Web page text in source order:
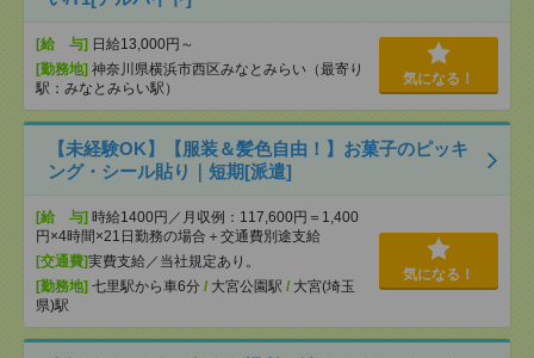
[給 与] 日給13,000円～
[勤務地] 神奈川県横浜市西区みなとみらい（最寄り
駅：みなとみらい駅）
気になる！
【未経験OK】【服装＆髪色自由！】お菓子のピッキ
ング・シール貼り｜短期[派遣]
[給 与] 時給1400円／月収例：117,600円＝1,400
円×4時間×21日勤務の場合＋交通費別途支給
[交通費]実費支給／当社規定あり。
[勤務地] 七里駅から車6分 / 大宮公園駅 / 大宮(埼玉
県)駅
気になる！